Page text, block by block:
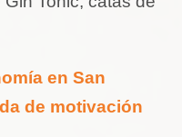
en San
de motivación